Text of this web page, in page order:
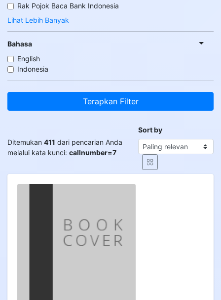
Rak Pojok Baca Bank Indonesia
Lihat Lebih Banyak
Bahasa
English
Indonesia
Terapkan Filter
Ditemukan 411 dari pencarian Anda
melalui kata kunci: callnumber=7
Sort by